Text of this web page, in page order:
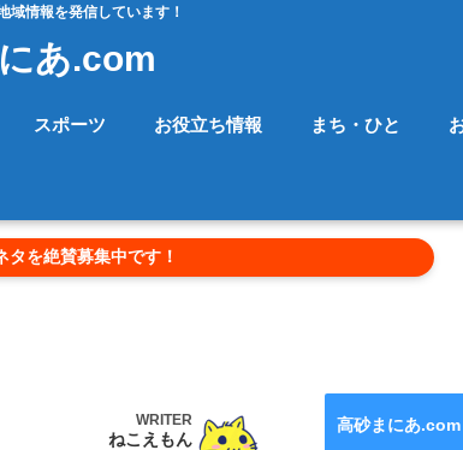
域情報を発信しています！
あ.com
スポーツ お役立ち情報 まち・ひと
を絶賛募集中です！
WRITER
ねこえもん
高砂まにあ.com